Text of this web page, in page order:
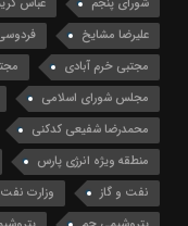
علیرضا مشایخ
مجتبی خرم آبادی
مجلس شورای اسلامی
محمدرضا شفیعی کدکنی
منطقه ویژه انرژی پارس
نفت و گاز
وزارت نفت